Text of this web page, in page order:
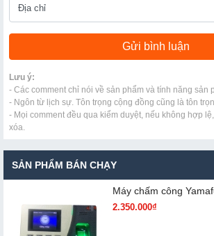
Lưu ý:
- Các comment chỉ nói về sản phẩm và tính năng sản
- Ngôn từ lịch sự. Tôn trọng cộng đồng cũng là tôn
- Mọi comment đều qua kiểm duyệt, nếu không hợp
xóa.
SẢN PHẨM BÁN CHẠY
Máy chấm cô​ng
2.350.000₫